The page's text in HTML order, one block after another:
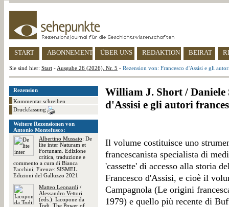
START ABONNEMENT ÜBER UNS REDAKTION BEIRAT
Sie sind hier: Start - Ausgabe 26 (2026), Nr. 5 - Rezension von: Francesco d'Assisi e gli
Rezension
Kommentar schreiben
Druckfassung
Weitere Rezensionen von
Antonio Montefusco:
Albertino Mussato: De
lite inter Naturam et
Fortunam. Edizione
critica, traduzione e
commento a cura di Bianca
Facchini, Firenze: SISMEL.
Edizioni del Galluzzo 2021
Matteo Leonardi /
Alessandro Vettori
(eds.): Iacopone da
Todi. The Power of
William J. Short / Daniele
d'Assisi e gli autori
Il volume costituisce uno
francescanista specialista di
'cassette' di accesso alla storia
Francesco d'Assisi, e cioè il
Campagnola (Le origini
1979) e quello più recente di